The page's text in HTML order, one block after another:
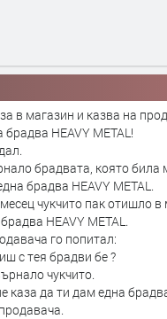
в магазин и казва на
HEAVY METAL!
брадвата, която била
брадва HEAVY METAL.
чукчито пак отишло в
HEAVY METAL.
го попитал:
с тея брадви бе ?
чукчито.
каза да ти дам една